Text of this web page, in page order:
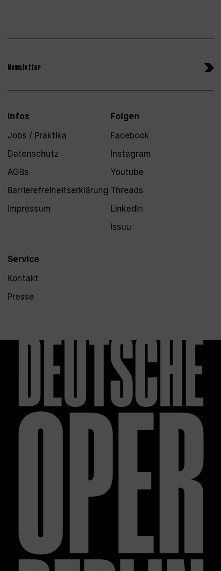
Newsletter
Infos
Jobs / Praktika
Datenschutz
AGBs
Barrierefreiheitserklärung
Impressum
Service
Kontakt
Presse
Folgen
Facebook
Instagram
Youtube
Threads
LinkedIn
Issuu